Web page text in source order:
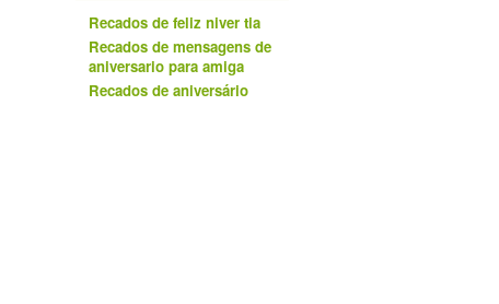
Recados de feliz niver tia
Recados de mensagens de
aniversario para amiga
Recados de aniversário